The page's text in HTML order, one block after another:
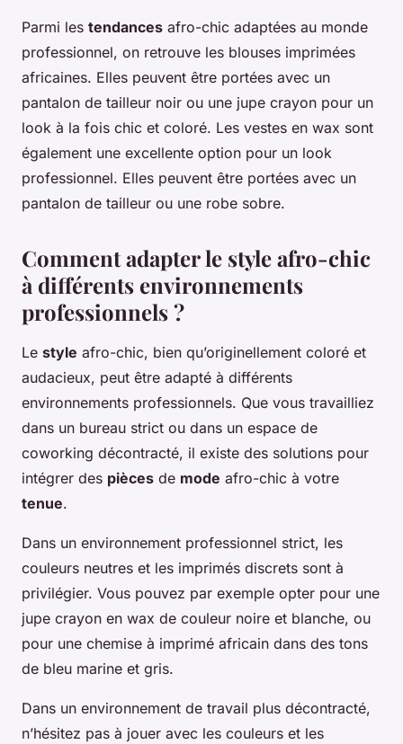
Parmi les tendances afro-chic adaptées au monde
professionnel, on retrouve les blouses imprimées
africaines. Elles peuvent être portées avec un
pantalon de tailleur noir ou une jupe crayon pour un
look à la fois chic et coloré. Les vestes en wax sont
également une excellente option pour un look
professionnel. Elles peuvent être portées avec un
pantalon de tailleur ou une robe sobre.
Comment adapter le style afro-chic
à différents environnements
professionnels ?
Le style afro-chic, bien qu’originellement coloré et
audacieux, peut être adapté à différents
environnements professionnels. Que vous travailliez
dans un bureau strict ou dans un espace de
coworking décontracté, il existe des solutions pour
intégrer des pièces de mode afro-chic à votre
tenue.
Dans un environnement professionnel strict, les
couleurs neutres et les imprimés discrets sont à
privilégier. Vous pouvez par exemple opter pour une
jupe crayon en wax de couleur noire et blanche, ou
pour une chemise à imprimé africain dans des tons
de bleu marine et gris.
Dans un environnement de travail plus décontracté,
n’hésitez pas à jouer avec les couleurs et les